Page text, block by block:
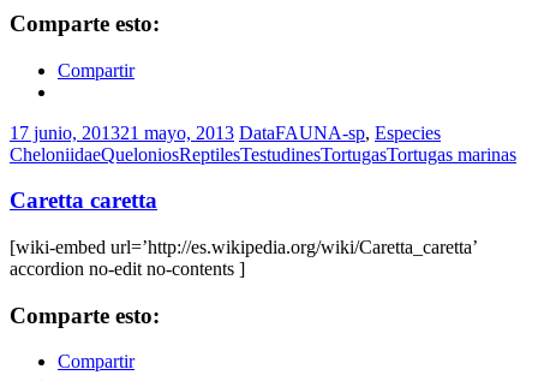
Comparte esto:
Compartir
17 junio, 201321 mayo, 2013 DataFAUNA-sp, Especies
CheloniidaeQueloniosReptilesTestudinesTortugasTortugas marinas
Caretta caretta
[wiki-embed url=’http://es.wikipedia.org/wiki/Caretta_caretta’
accordion no-edit no-contents ]
Comparte esto:
Compartir